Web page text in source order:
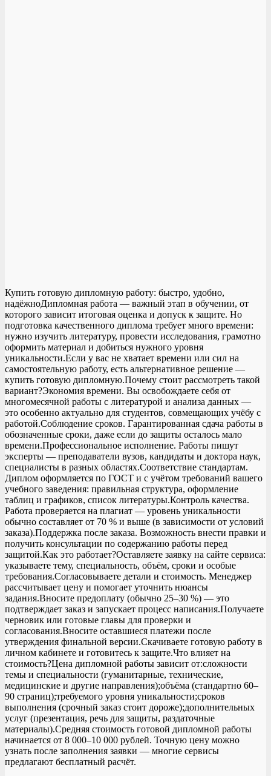
Купить готовую дипломную работу: быстро, удобно,
надёжноДипломная работа — важный этап в обучении, от
которого зависит итоговая оценка и допуск к защите. Но
подготовка качественного диплома требует много времени:
нужно изучить литературу, провести исследования, грамотно
оформить материал и добиться нужного уровня
уникальности.Если у вас не хватает времени или сил на
самостоятельную работу, есть альтернативное решение —
купить готовую дипломную.Почему стоит рассмотреть такой
вариант?Экономия времени. Вы освобождаете себя от
многомесячной работы с литературой и анализа данных —
это особенно актуально для студентов, совмещающих учёбу с
работой.Соблюдение сроков. Гарантированная сдача работы в
обозначенные сроки, даже если до защиты осталось мало
времени.Профессиональное исполнение. Работы пишут
эксперты — преподаватели вузов, кандидаты и доктора наук,
специалисты в разных областях.Соответствие стандартам.
Диплом оформляется по ГОСТ и с учётом требований вашего
учебного заведения: правильная структура, оформление
таблиц и графиков, список литературы.Контроль качества.
Работа проверяется на плагиат — уровень уникальности
обычно составляет от 70 % и выше (в зависимости от условий
заказа).Поддержка после заказа. Возможность внести правки и
получить консультации по содержанию работы перед
защитой.Как это работает?Оставляете заявку на сайте сервиса:
указываете тему, специальность, объём, сроки и особые
требования.Согласовываете детали и стоимость. Менеджер
рассчитывает цену и помогает уточнить нюансы
задания.Вносите предоплату (обычно 25–30 %) — это
подтверждает заказ и запускает процесс написания.Получаете
черновик или готовые главы для проверки и
согласования.Вносите оставшиеся платежи после
утверждения финальной версии.Скачиваете готовую работу в
личном кабинете и готовитесь к защите.Что влияет на
стоимость?Цена дипломной работы зависит от:сложности
темы и специальности (гуманитарные, технические,
медицинские и другие направления);объёма (стандартно 60–
90 страниц);требуемого уровня уникальности;сроков
выполнения (срочный заказ стоит дороже);дополнительных
услуг (презентация, речь для защиты, раздаточные
материалы).Средняя стоимость готовой дипломной работы
начинается от 8 000–10 000 рублей. Точную цену можно
узнать после заполнения заявки — многие сервисы
предлагают бесплатный расчёт.